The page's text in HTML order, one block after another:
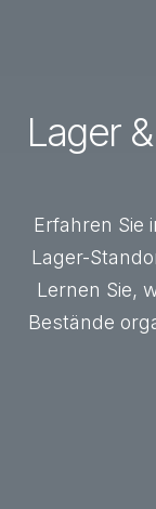
Lager
Erfahren Sie
Lager-
Lernen Sie,
Bestände